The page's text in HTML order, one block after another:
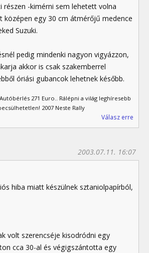
részen -kimérni sem lehetett volna
középen egy 30 cm átmérőjű medence
Suzuki.
pedig mindenki nagyon vigyázzon,
akkor is csak szakemberrel
óriási gubancok lehetnek később.
271 Euro.. Rálépni a világ leghíresebb
2007 Neste Rally
Válasz erre
2003.07.11. 16:07
hiba miatt készülnek sztaniolpapírból,
volt szerencséje kisodródni egy
cca 30-al és végigszántotta egy